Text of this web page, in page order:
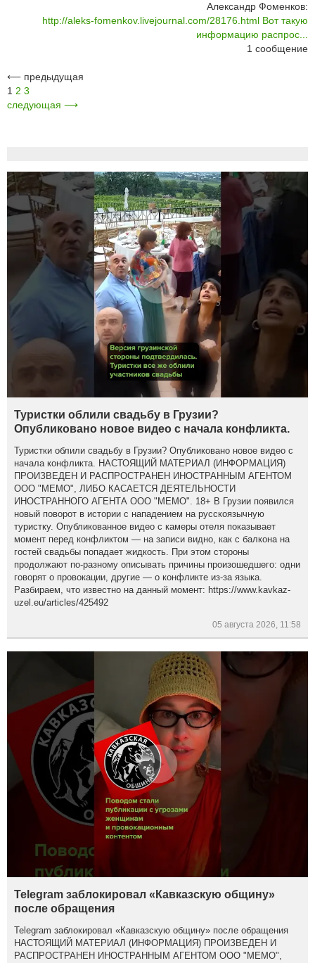
Александр Фоменков:
http://aleks-fomenkov.livejournal.com/28176.html Вот такую
информацию распрос...
1 сообщение
⟵ предыдущая
1 2 3
следующая ⟶
Туристки облили свадьбу в Грузии?
Опубликовано новое видео с начала конфликта.
Туристки облили свадьбу в Грузии? Опубликовано новое видео с
начала конфликта. НАСТОЯЩИЙ МАТЕРИАЛ (ИНФОРМАЦИЯ)
ПРОИЗВЕДЕН И РАСПРОСТРАНЕН ИНОСТРАННЫМ АГЕНТОМ
ООО "МЕМО", ЛИБО КАСАЕТСЯ ДЕЯТЕЛЬНОСТИ
ИНОСТРАННОГО АГЕНТА ООО "МЕМО". 18+ В Грузии появился
новый поворот в истории с нападением на русскоязычную
туристку. Опубликованное видео с камеры отеля показывает
момент перед конфликтом — на записи видно, как с балкона на
гостей свадьбы попадает жидкость. При этом стороны
продолжают по-разному описывать причины произошедшего: одни
говорят о провокации, другие — о конфликте из-за языка.
Разбираем, что известно на данный момент: https://www.kavkaz-
uzel.eu/articles/425492
05 августа 2026, 11:58
Telegram заблокировал «Кавказскую общину»
после обращения
Telegram заблокировал «Кавказскую общину» после обращения
НАСТОЯЩИЙ МАТЕРИАЛ (ИНФОРМАЦИЯ) ПРОИЗВЕДЕН И
РАСПРОСТРАНЕН ИНОСТРАННЫМ АГЕНТОМ ООО "МЕМО",